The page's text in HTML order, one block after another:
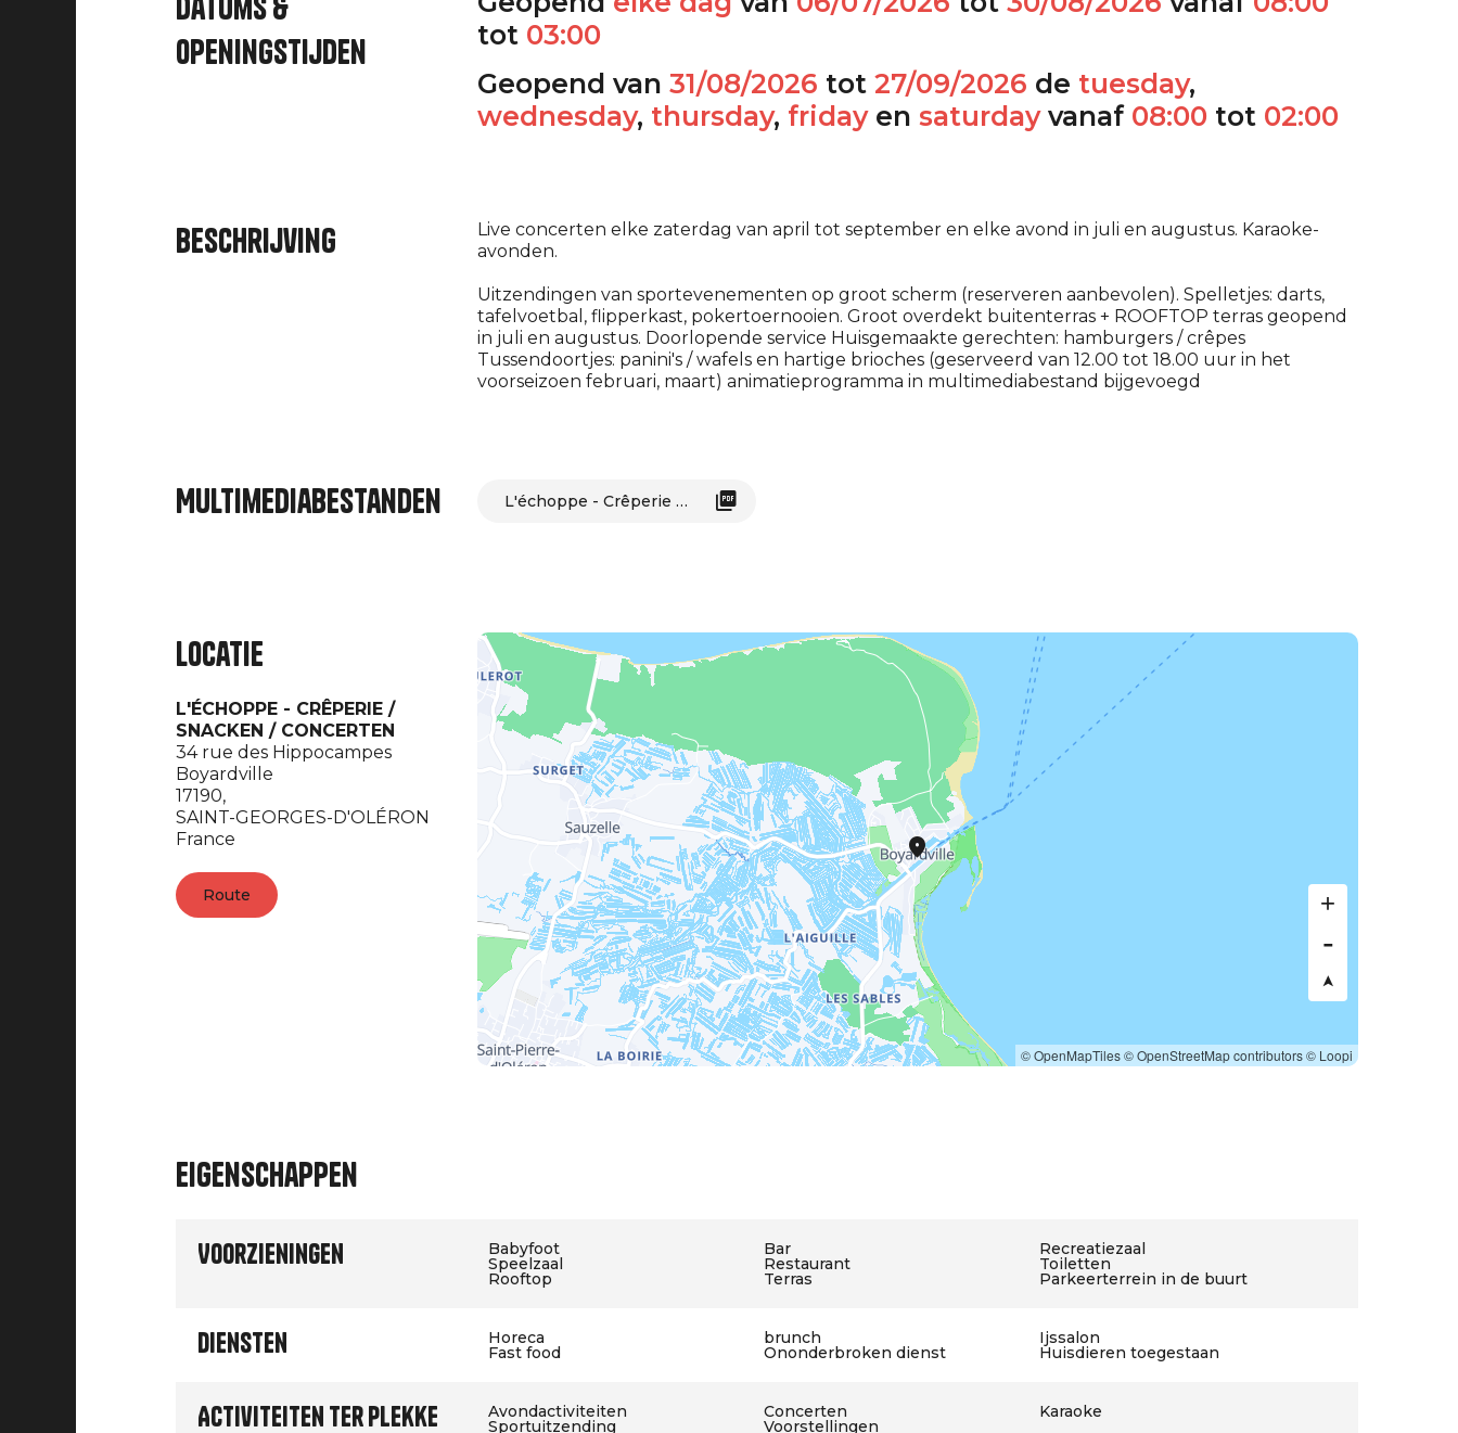
openingstijden
tot 03:00
Geopend van 31/08/2026 tot 27/09/2026 de tuesday,
wednesday, thursday, fridayen saturdayvanaf 08:00 tot 02:00
Beschrijving
Live concerten elke zaterdag van april tot september en elke avond in juli en augustus. Karaoke-
avonden.
Uitzendingen van sportevenementen op groot scherm (reserveren aanbevolen). Spelletjes: darts,
tafelvoetbal, flipperkast, pokertoernooien. Groot overdekt buitenterras + ROOFTOP terras geopend
in juli en augustus. Doorlopende service Huisgemaakte gerechten: hamburgers / crêpes
Tussendoortjes: panini's / wafels en hartige brioches (geserveerd van 12.00 tot 18.00 uur in het
voorseizoen februari, maart) animatieprogramma in multimediabestand bijgevoegd
Multimediabestanden L'échoppe - Crêperie / Snacken / Concerten_Saint-Georges-d'Oléron
Locatie
L'ÉCHOPPE - CRÊPERIE /
SNACKEN / CONCERTEN
34 rue des Hippocampes
Boyardville
17190,
SAINT-GEORGES-D'OLÉRON
France
Route
© OpenMapTiles© OpenStreetMap contributors© Loopi
Eigenschappen
Voorzieningen Babyfoot Bar Recreatiezaal
Speelzaal Restaurant Toiletten
Rooftop Terras Parkeerterrein in de buurt
Diensten Horeca brunch Ijssalon
Fast food Ononderbroken dienst Huisdieren toegestaan
Activiteiten ter plekke Avondactiviteiten Concerten Karaoke
Sportuitzending Voorstellingen